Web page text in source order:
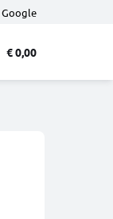
Google
€ 0,00